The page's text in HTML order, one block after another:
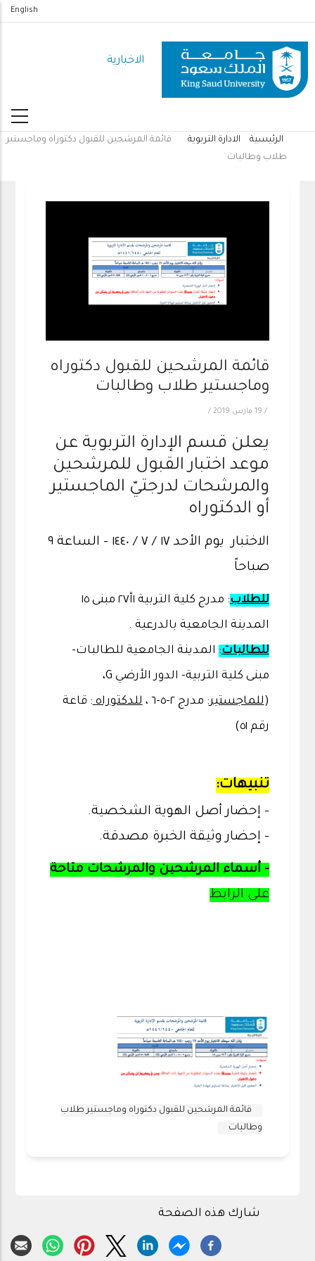
المحتوى
الرئيسي
English
الاخبارية
مسار
الرئيسية الادارة التربوية
قائمة المرشحين للقبول دكتوراه وماجستير
طلاب وطالبات
قائمة المرشحين للقبول دكتوراه
وماجستير طلاب وطالبات
/ 19 مارس 2019 /
يعلن قسم الإدارة التربوية عن
موعد اختبار القبول للمرشحين
والمرشحات لدرجتيّ الماجستير
أو الدكتوراه
الاختبار يوم الأحد ١٧ / ٧ / ١٤٤٠ - الساعة ٩
صباحاً
للطلاب
: مدرج كلية التربية ١أ٢٧ مبنى ١٥
المدينة الجامعية بالدرعية .
للطالبات: المدينة الجامعية للطالبات-
مبنى كلية التربية- الدور الأرضي G،
(للماجستير: مدرج ٢-٥-٦ ، للدكتوراه: قاعة
رقم ٥١)
تنبيهات:
- إحضار أصل الهوية الشخصية.
- إحضار وثيقة الخبرة مصدقة.
- أسماء المرشحين والمرشحات متاحة
على الرابط
قائمة المرشحين للقبول دكتوراه وماجستير طلاب
وطالبات
شارك هذه الصفحة